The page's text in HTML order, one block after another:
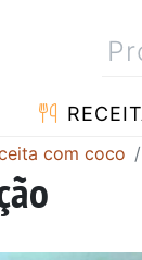
com coco